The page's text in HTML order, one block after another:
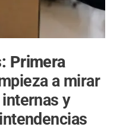
Primera
a mirar
y